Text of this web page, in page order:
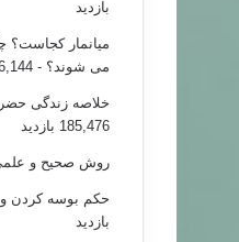
خصوص صدور اولین حکم نهایی
بازدید
میانمار کجاست؟
می شوند؟ - 196,144 بازدید
خلاصه زندگی
185,476 بازدید
روش صحیح و
حکم بوسه کردن و
بازدید